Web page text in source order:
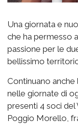
Una giornata e
che ha permesso
passione per le
bellissimo
Continuano
nelle giornate di
presenti 4 soci del
Poggio Morello,